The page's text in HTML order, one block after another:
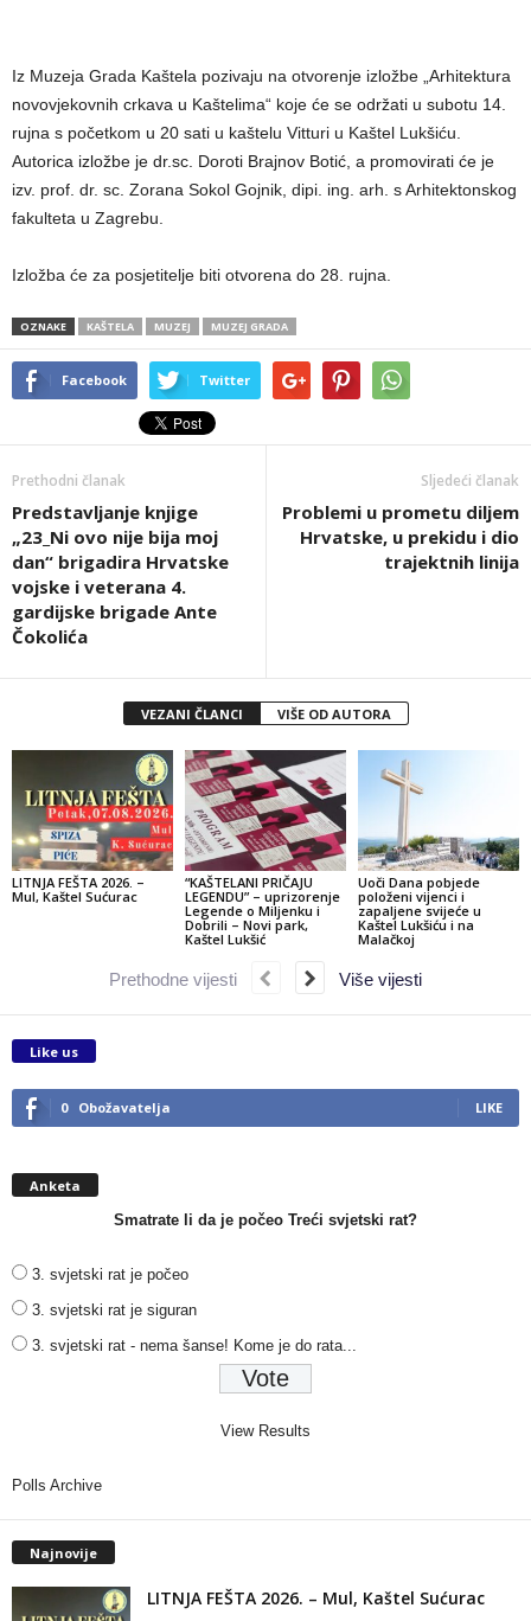
Iz Muzeja Grada Kaštela pozivaju na otvorenje izložbe „Arhitektura
novovjekovnih crkava u Kaštelima“ koje će se održati u subotu 14.
rujna s početkom u 20 sati u kaštelu Vitturi u Kaštel Lukšiću.
Autorica izložbe je dr.sc. Doroti Brajnov Botić, a promovirati će je
izv. prof. dr. sc. Zorana Sokol Gojnik, dipi. ing. arh. s Arhitektonskog
fakulteta u Zagrebu.
Izložba će za posjetitelje biti otvorena do 28. rujna.
OZNAKE KAŠTELA MUZEJ MUZEJ GRADA
Facebook Twitter
Prethodni članak
Predstavljanje knjige
„23_Ni ovo nije bija moj
dan“ brigadira Hrvatske
vojske i veterana 4.
gardijske brigade Ante
Čokolića
Sljedeći članak
Problemi u prometu diljem
Hrvatske, u prekidu i dio
trajektnih linija
VEZANI ČLANCI VIŠE OD AUTORA
LITNJA FEŠTA 2026. –
Mul, Kaštel Sućurac
“KAŠTELANI PRIČAJU
LEGENDU” – uprizorenje
Legende o Miljenku i
Dobrili – Novi park,
Kaštel Lukšić
Uoči Dana pobjede
položeni vijenci i
zapaljene svijeće u
Kaštel Lukšiću i na
Malačkoj
Prethodne vijesti Više vijesti
Like us
0 Obožavatelja LIKE
Anketa
Smatrate li da je počeo Treći svjetski rat?
3. svjetski rat je počeo
3. svjetski rat je siguran
3. svjetski rat - nema šanse! Kome je do rata...
View Results
Polls Archive
Najnovije
LITNJA FEŠTA 2026. – Mul, Kaštel Sućurac